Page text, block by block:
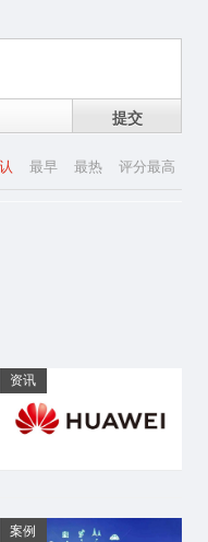
提交
最早 最热 评分最高
资讯
案例